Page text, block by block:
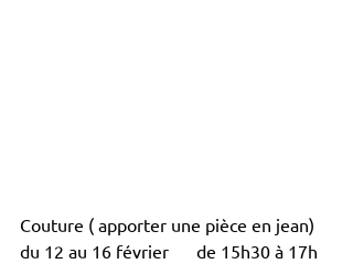
Couture ( apporter une pièce en jean)
du 12 au 16 février 	de 15h30 à 17h